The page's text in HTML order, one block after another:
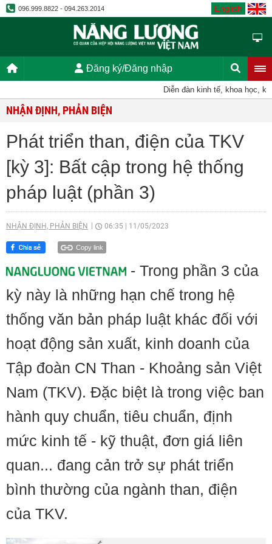
096.999.8822 - 094.263.2014 English
Đăng ký/Đăng nhập
Diễn đàn kinh tế, khoa học, kỹ
NHẬN ĐỊNH, PHẢN BIỆN
Phát triển than, điện của TKV
[kỳ 3]: Bất cập trong hệ thống
pháp luật (phần 3)
NHẬN ĐỊNH, PHẢN BIỆN 06:35 11/05/2023
Copy link
- Trong phần 3 của
kỳ này là những hạn chế trong hệ
thống văn bản pháp luật khác đối với
hoạt động sản xuất, kinh doanh của
Tập đoàn CN Than - Khoảng sản Việt
Nam (TKV). Đặc biệt là trong việc ban
hành quy chuẩn, tiêu chuẩn, định
mức kinh tế - kỹ thuật, đơn giá liên
quan... đang cản trở sự phát triển
bình thường của ngành than, điện
của TKV.